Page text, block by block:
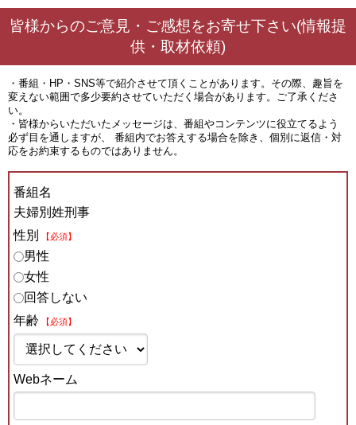
皆様からのご意見・ご感想をお寄せ下さい(情報提
供・取材依頼)
・番組・HP・SNS等で紹介させて頂くことがあります。その際、趣旨を
変えない範囲で多少要約させていただく場合があります。ご了承くださ
い。
・皆様からいただいたメッセージは、番組やコンテンツに役立てるよう
必ず目を通しますが、 番組内でお答えする場合を除き、個別に返信・対
応をお約束するものではありません。
番組名
夫婦別姓刑事
性別
【必須】
男性
女性
回答しない
年齢
【必須】
Webネーム